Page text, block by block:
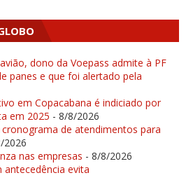
dono da Voepass admite à PF
panes e que foi alertado pela
em Copacabana é indiciado por
em 2025 - 8/8/2026
cronograma de atendimentos para
2026
nas empresas - 8/8/2026
evita